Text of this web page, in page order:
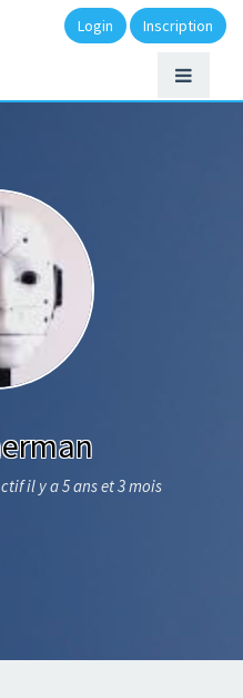
Login Inscription
il y a 5 ans et 3 mois